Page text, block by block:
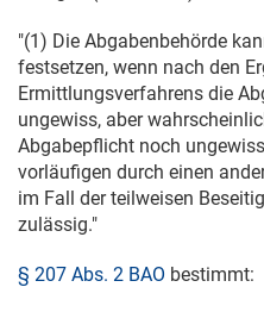
"(1) Die Abgabenbehörde
festsetzen, wenn nach den
Ermittlungsverfahrens die
ungewiss, aber
Abgabepflicht noch
vorläufigen durch einen
im Fall der teilweisen
zulässig."
§ 207 Abs. 2 BAO bestimmt: